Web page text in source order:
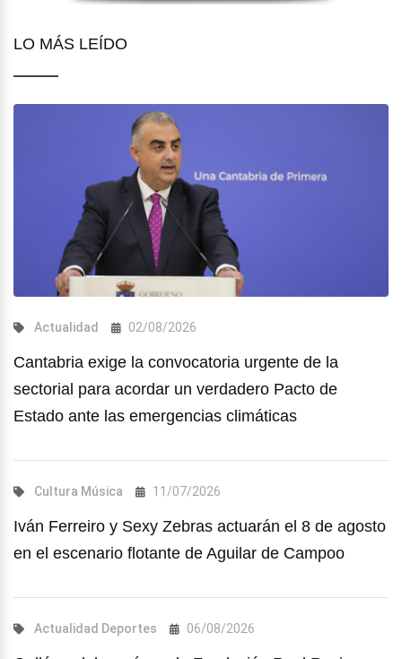
LO MÁS LEÍDO
Actualidad 02/08/2026
Cantabria exige la convocatoria urgente de la
sectorial para acordar un verdadero Pacto de
Estado ante las emergencias climáticas
Cultura Música 11/07/2026
Iván Ferreiro y Sexy Zebras actuarán el 8 de agosto
en el escenario flotante de Aguilar de Campoo
Actualidad Deportes 06/08/2026